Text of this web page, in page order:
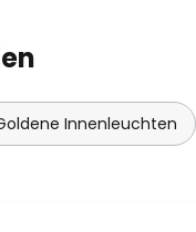
Innenleuchten